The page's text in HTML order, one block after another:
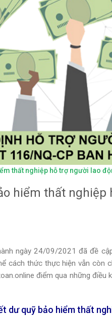
thất nghiệp hỗ trợ người lao
hiểm thất
ngày 24/09/2021 đã đề
cách thức thực hiện vẫn còn
điểm qua những điều
dư quỹ bảo hiểm thất